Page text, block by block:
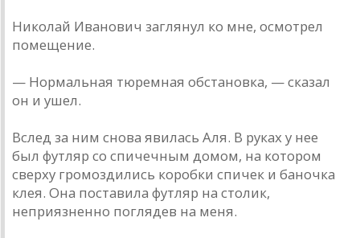
Николай Иванович заглянул ко мне, осмотрел
помещение.
— Нормальная тюремная обстановка, — сказал
он и ушел.
Вслед за ним снова явилась Аля. В руках у нее
был футляр со спичечным домом, на котором
сверху громоздились коробки спичек и баночка
клея. Она поставила футляр на столик,
неприязненно поглядев на меня.